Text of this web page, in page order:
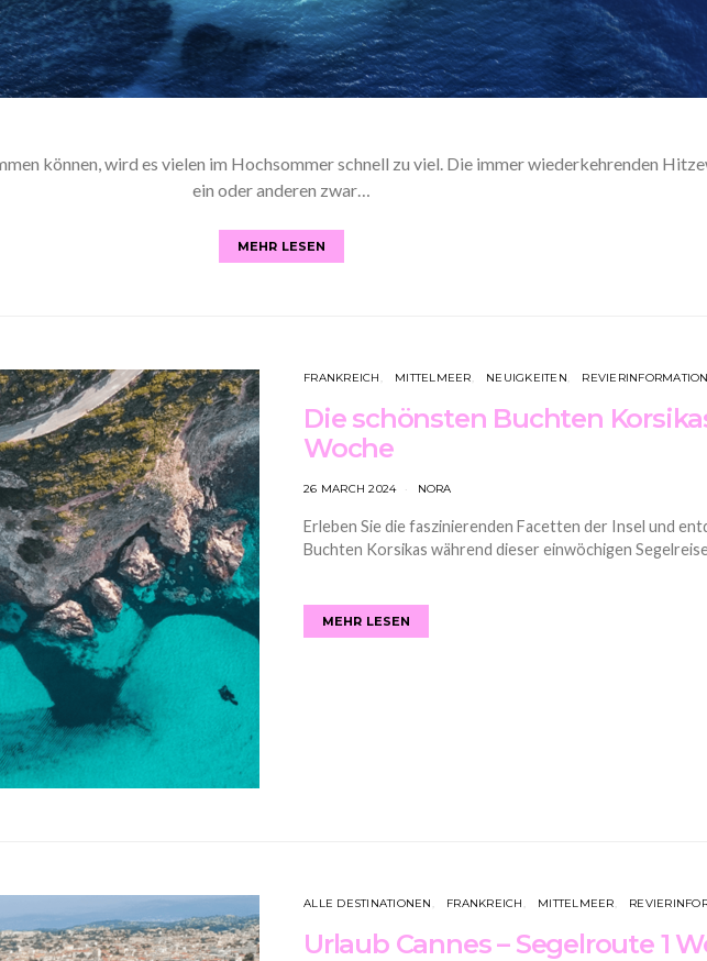
können, wird es vielen im Hochsommer schnell zu viel. Die immer wiederkehrenden
ein oder anderen zwar…
MEHR LESEN
FRANKREICH MITTELMEER NEUIGKEITEN
Die schönsten Buchten
Woche
26 MARCH 2024 NORA
Erleben Sie die faszinierenden Facetten der Insel und
Buchten Korsikas während dieser einwöchigen
MEHR LESEN
ALLE DESTINATIONEN FRANKREICH MITTELMEER
Urlaub Cannes – Segelroute 1